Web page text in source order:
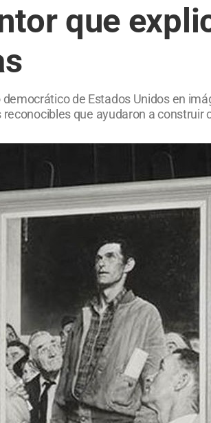
que
de Estados Unidos en
que ayudaron a construir